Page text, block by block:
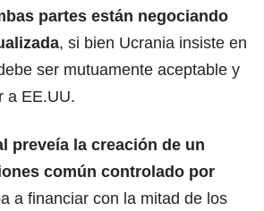
partes están negociando
, si bien Ucrania insiste en
ser mutuamente aceptable y
a EE.UU.
preveía la creación de un
común controlado por
a financiar con la mitad de los